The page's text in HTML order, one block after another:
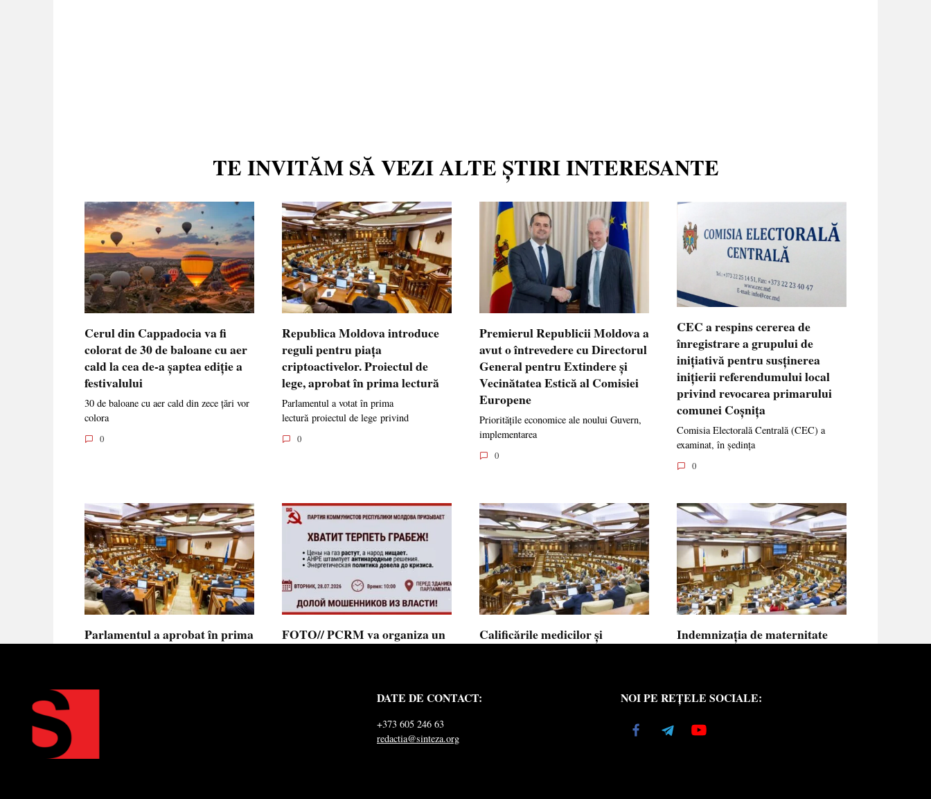
TE INVITĂM SĂ VEZI ALTE ȘTIRI INTERESANTE
Cerul din Cappadocia va fi
colorat de 30 de baloane cu aer
cald la cea de-a șaptea ediție a
festivalului
30 de baloane cu aer cald din zece țări vor
colora
0
Republica Moldova introduce
reguli pentru piața
criptoactivelor. Proiectul de
lege, aprobat în prima lectură
Parlamentul a votat în prima
lectură proiectul de lege privind
0
Premierul Republicii Moldova a
avut o întrevedere cu Directorul
General pentru Extindere și
Vecinătatea Estică al Comisiei
Europene
Prioritățile economice ale noului Guvern,
implementarea
0
CEC a respins cererea de
înregistrare a grupului de
inițiativă pentru susținerea
inițierii referendumului local
privind revocarea primarului
comunei Coșnița
Comisia Electorală Centrală (CEC) a
examinat, în ședința
0
Parlamentul a aprobat în prima
FOTO// PCRM va organiza un
Partidul Comuniștilor din Republica
Calificările medicilor și
Calificările profesionale obținute de medici
Indemnizația de maternitate
copilului
Indemnizația de maternitate pentru femeile
necăsătorite
DATE DE CONTACT:
+373 605 246 63
redactia@sinteza.org
NOI PE REȚELE SOCIALE: